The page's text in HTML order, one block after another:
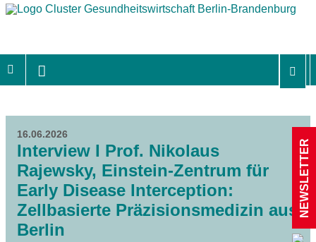
16.06.2026
Interview I Prof. Nikolaus
Rajewsky, Einstein-Zentrum für
Early Disease Interception:
Zellbasierte Präzisionsmedizin aus
Berlin
NEWSLETTER